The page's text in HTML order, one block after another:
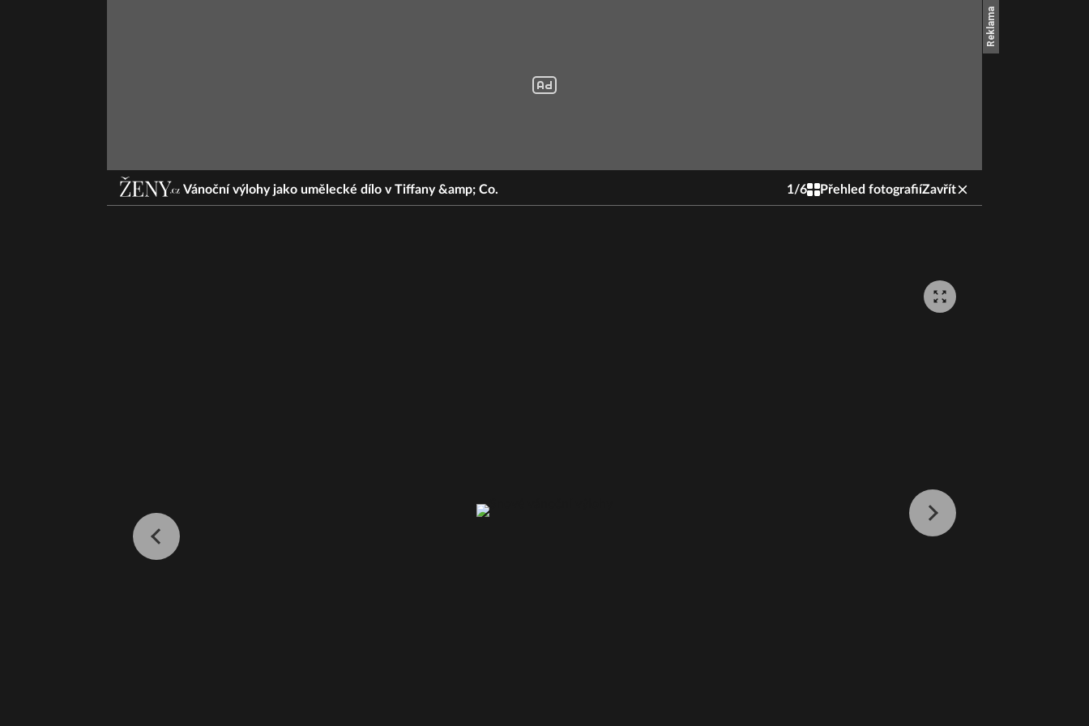
Vánoční výlohy jako umělecké dílo v Tiffany &amp; Co. 1/6 Přehled fotografiíZavřít